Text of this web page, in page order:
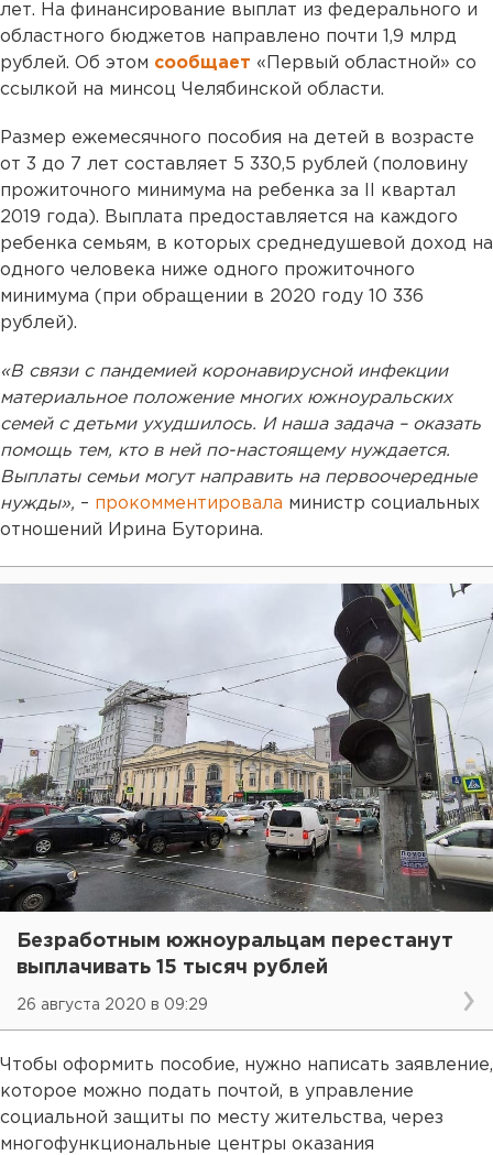
лет. На финансирование выплат из федерального и
областного бюджетов направлено почти 1,9 млрд
рублей. Об этом сообщает «Первый областной» со
ссылкой на минсоц Челябинской области.
Размер ежемесячного пособия на детей в возрасте
от 3 до 7 лет составляет 5 330,5 рублей (половину
прожиточного минимума на ребенка за II квартал
2019 года). Выплата предоставляется на каждого
ребенка семьям, в которых среднедушевой доход на
одного человека ниже одного прожиточного
минимума (при обращении в 2020 году 10 336
рублей).
«В связи с пандемией коронавирусной инфекции
материальное положение многих южноуральских
семей с детьми ухудшилось. И наша задача – оказать
помощь тем, кто в ней по-настоящему нуждается.
Выплаты семьи могут направить на первоочередные
нужды», – прокомментировала министр социальных
отношений Ирина Буторина.
Безработным южноуральцам перестанут
выплачивать 15 тысяч рублей
26 августа 2020 в 09:29
Чтобы оформить пособие, нужно написать заявление,
которое можно подать почтой, в управление
социальной защиты по месту жительства, через
многофункциональные центры оказания